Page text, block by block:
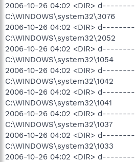
2006-10-26 04:02 <DIR> d--------
C:\WINDOWS\system32\3076
2006-10-26 04:02 <DIR> d--------
C:\WINDOWS\system32\2052
2006-10-26 04:02 <DIR> d--------
C:\WINDOWS\system32\1054
2006-10-26 04:02 <DIR> d--------
C:\WINDOWS\system32\1042
2006-10-26 04:02 <DIR> d--------
C:\WINDOWS\system32\1041
2006-10-26 04:02 <DIR> d--------
C:\WINDOWS\system32\1037
2006-10-26 04:02 <DIR> d--------
C:\WINDOWS\system32\1033
2006-10-26 04:02 <DIR> d--------